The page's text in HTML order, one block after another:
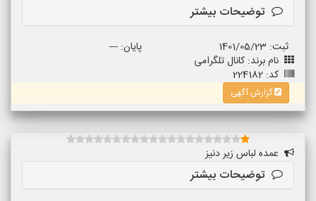
توضیحات بیشتر
ثبت: 1401/05/23
پایان: ---
نام برند: کانال تلگرامی
کد: 224182
گزارش آگهی
عمده لباس زیر دنیز
توضیحات بیشتر